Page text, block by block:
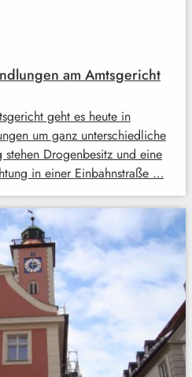
am Amtsgericht
geht es heute in
um ganz unterschiedliche
Drogenbesitz und eine
in einer Einbahnstraße …